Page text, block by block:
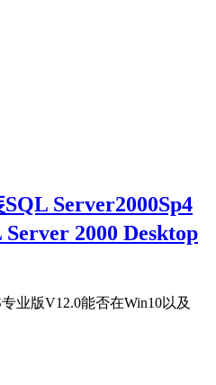
Server2000Sp4
2000 Desktop
业版V12.0能否在Win10以及